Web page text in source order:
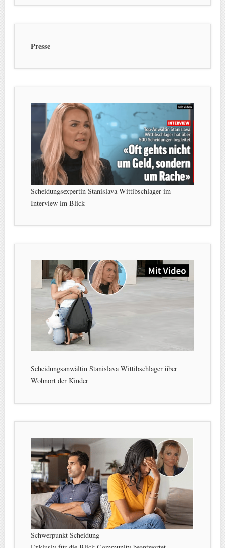
Presse
Scheidungsexpertin Stanislava Wittibschlager im
Interview im Blick
Scheidungsanwältin Stanislava Wittibschlager über
Wohnort der Kinder
Schwerpunkt Scheidung